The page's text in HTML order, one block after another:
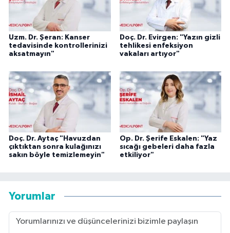
Uzm. Dr. Şeran: Kanser
tedavisinde kontrollerinizi
aksatmayın"
Doç. Dr. Evirgen: "Yazın gizli
tehlikesi enfeksiyon
vakaları artıyor"
Doç. Dr. Aytaç "Havuzdan
çıktıktan sonra kulağınızı
sakın böyle temizlemeyin"
Op. Dr. Şerife Eskalen: "Yaz
sıcağı gebeleri daha fazla
etkiliyor"
Yorumlar